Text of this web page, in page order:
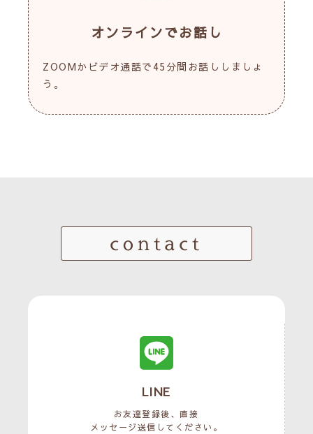
オンラインでお話し
ZOOMかビデオ通話で45分間お話ししましょ
う。
contact
LINE
お友達登録後、直接
メッセージ送信してください。